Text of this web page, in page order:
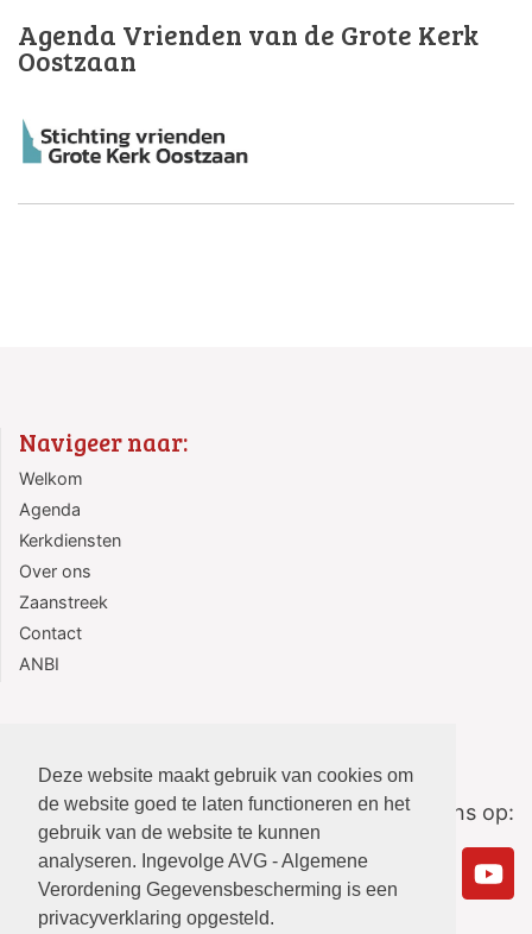
Deze website maakt gebruik van cookies om
de website goed te laten functioneren en het
gebruik van de website te kunnen
analyseren. Ingevolge AVG - Algemene
Verordening Gegevensbescherming is een
privacyverklaring opgesteld.
Agenda Vrienden van de Grote Kerk
Oostzaan
Navigeer naar:
Welkom
Agenda
Kerkdiensten
Over ons
Zaanstreek
Contact
ANBI
Volg ons op: